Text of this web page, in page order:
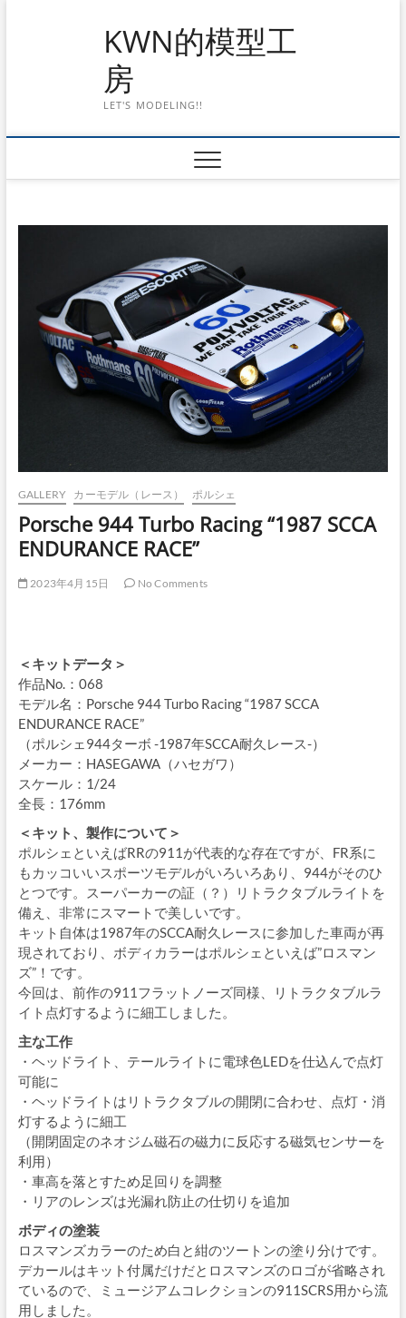
KWN的模型工
房
LET'S MODELING!!
GALLERY カーモデル（レース） ポルシェ
Porsche 944 Turbo Racing “1987 SCCA
ENDURANCE RACE”
2023年4月15日 No Comments
＜キットデータ＞
作品No.：068
モデル名：Porsche 944 Turbo Racing “1987 SCCA
ENDURANCE RACE”
（ポルシェ944ターボ -1987年SCCA耐久レース-）
メーカー：HASEGAWA（ハセガワ）
スケール：1/24
全長：176mm
＜キット、製作について＞
ポルシェといえばRRの911が代表的な存在ですが、FR系に
もカッコいいスポーツモデルがいろいろあり、944がそのひ
とつです。スーパーカーの証（？）リトラクタブルライトを
備え、非常にスマートで美しいです。
キット自体は1987年のSCCA耐久レースに参加した車両が再
現されており、ボディカラーはポルシェといえば”ロスマン
ズ”！です。
今回は、前作の911フラットノーズ同様、リトラクタブルラ
イト点灯するように細工しました。
主な工作
・ヘッドライト、テールライトに電球色LEDを仕込んで点灯
可能に
・ヘッドライトはリトラクタブルの開閉に合わせ、点灯・消
灯するように細工
（開閉固定のネオジム磁石の磁力に反応する磁気センサーを
利用）
・車高を落とすため足回りを調整
・リアのレンズは光漏れ防止の仕切りを追加
ボディの塗装
ロスマンズカラーのため白と紺のツートンの塗り分けです。
デカールはキット付属だけだとロスマンズのロゴが省略され
ているので、ミュージアムコレクションの911SCRS用から流
用しました。